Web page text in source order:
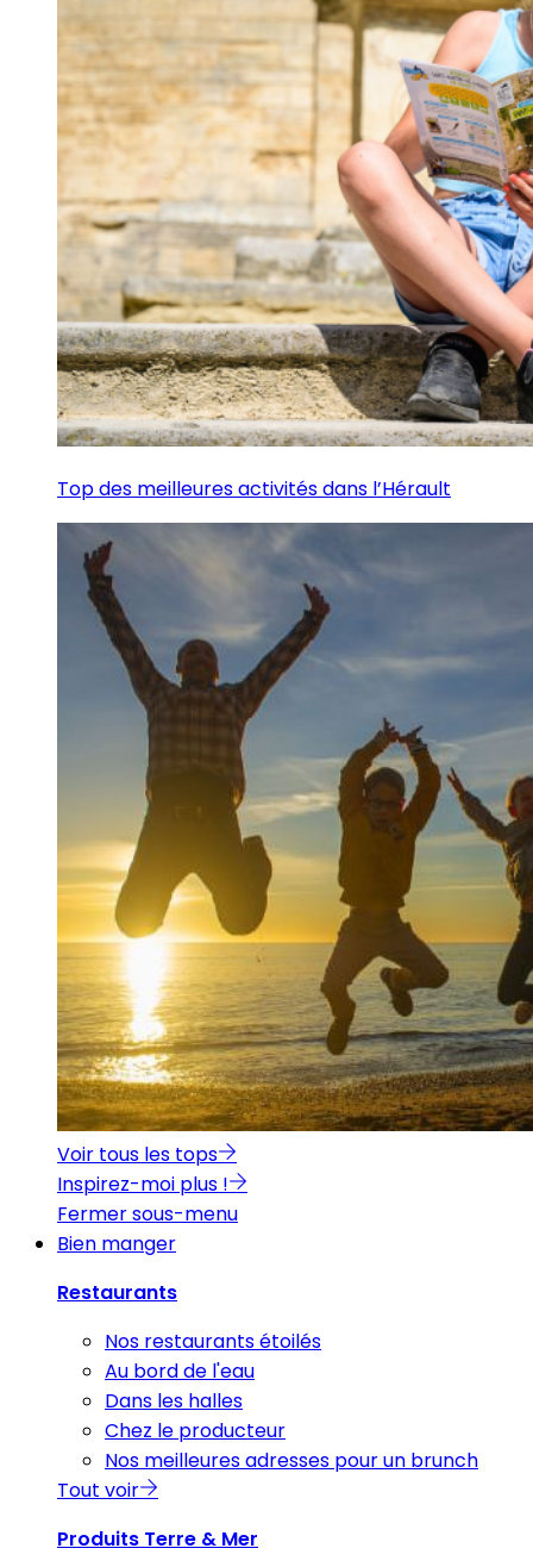
Top des meilleures activités dans l’Hérault
Voir tous les tops
Inspirez-moi plus !
Fermer sous-menu
Bien manger
Restaurants
Nos restaurants étoilés
Au bord de l'eau
Dans les halles
Chez le producteur
Nos meilleures adresses pour un brunch
Tout voir
Produits Terre & Mer